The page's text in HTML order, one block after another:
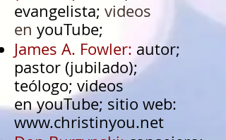
evangelista; videos
en youTube;
James A. Fowler: autor;
pastor (jubilado);
teólogo; videos
en youTube; sitio web:
www.christinyou.net